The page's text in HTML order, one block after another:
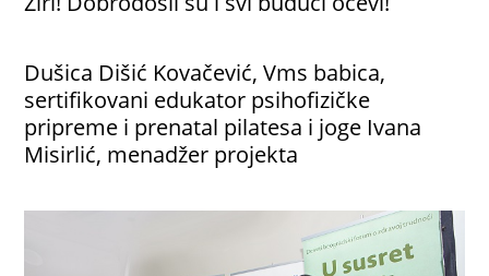
Dušica Dišić Kovačević, Vms babica,
sertifikovani edukator psihofizičke
pripreme i prenatal pilatesa i joge Ivana
Misirlić, menadžer projekta